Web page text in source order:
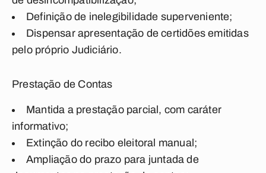
Definição de inelegibilidade superveniente;
Dispensar apresentação de certidões emitidas
pelo próprio Judiciário.
Prestação de Contas
Mantida a prestação parcial, com caráter
informativo;
Extinção do recibo eleitoral manual;
Ampliação do prazo para juntada de